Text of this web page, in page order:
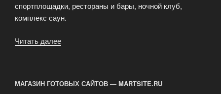
спортплощадки, рестораны и бары, ночной клуб,
комплекс саун.
Читать далее
МАГАЗИН ГОТОВЫХ САЙТОВ — MARTSITE.RU